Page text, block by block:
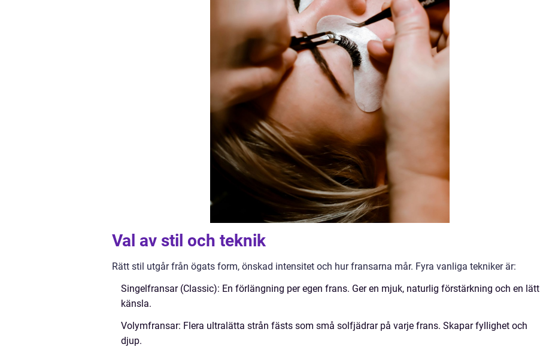
Val av stil och teknik
Rätt stil utgår från ögats form, önskad intensitet och hur fransarna mår. Fyra vanliga tekniker är:
Singelfransar (Classic): En förlängning per egen frans. Ger en mjuk, naturlig förstärkning och en lätt
känsla.
Volymfransar: Flera ultralätta strån fästs som små solfjädrar på varje frans. Skapar fyllighet och
djup.